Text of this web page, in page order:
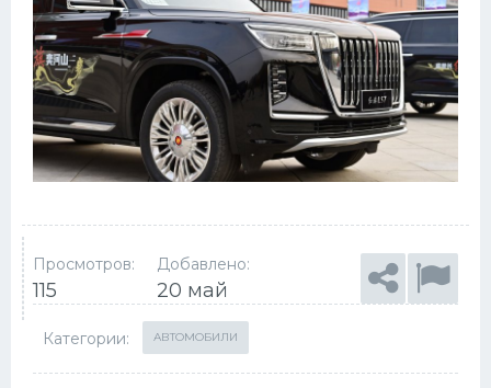
Просмотров:
115
Добавлено:
20 май
Категории: АВТОМОБИЛИ